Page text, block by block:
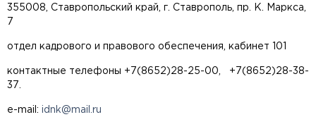
355008, Ставропольский край, г. Ставрополь, пр. К. Маркса,
7
отдел кадрового и правового обеспечения, кабинет 101
контактные телефоны +7(8652)28-25-00, +7(8652)28-38-
37.
e-mail: idnk@mail.ru